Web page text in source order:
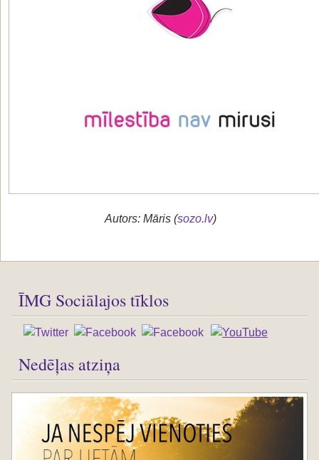
Autors: Māris (sozo.lv)
ĪMG Sociālajos tīklos
Nedēļas atziņa